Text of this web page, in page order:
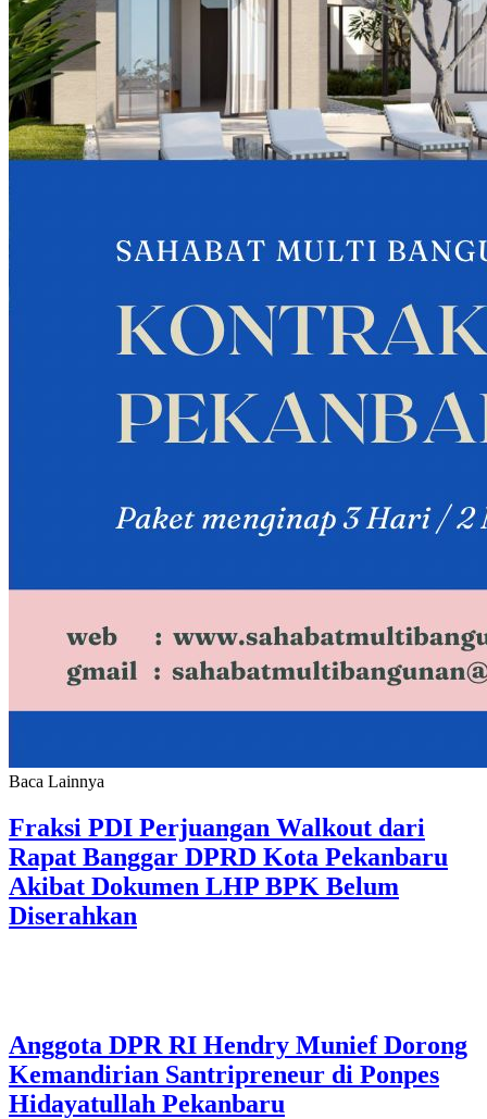
Baca Lainnya
Fraksi PDI Perjuangan Walkout dari
Rapat Banggar DPRD Kota Pekanbaru
Akibat Dokumen LHP BPK Belum
Diserahkan
Anggota DPR RI Hendry Munief Dorong
Kemandirian Santripreneur di Ponpes
Hidayatullah Pekanbaru